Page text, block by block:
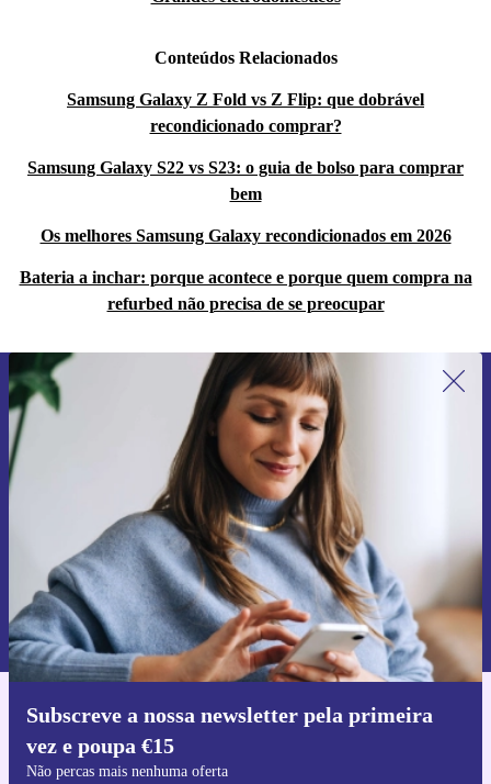
smartphone com o Samsung Galaxy Z Flip4 5G
renovado - uma obra-prima totalmente renovada que
leva a inovação a novos patamares. Abraça o futuro,
Conteúdos Relacionados
Samsung Galaxy Z Fold vs Z Flip: que dobrável
recondicionado comprar?
Samsung Galaxy S22 vs S23: o guia de bolso para comprar
bem
Os melhores Samsung Galaxy recondicionados em 2026
Bateria a inchar: porque acontece e porque quem compra na
refurbed não precisa de se preocupar
Subscreve a nossa newsletter pela primeira
vez e poupa €15
Não percas mais nenhuma oferta
Subscreve a nossa newsletter pela
primeira vez e poupa 15€!
Não percas mais nenhuma oferta.
Pedir voucher
Informações sobre o uso de dados pessoais podem ser encontrados na
nossa
Política de Privacidade.
Faz o download da app refurbed
Para iOS e Android